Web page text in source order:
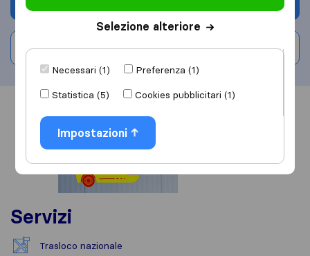
Scrivi una recensione
Informazioni Recensioni
Servizi
Trasloco nazionale
Selezione alteriore
Necessari (1)
Preferenza (1)
Statistica (5)
Cookies pubblicitari (1)
Impostazioni